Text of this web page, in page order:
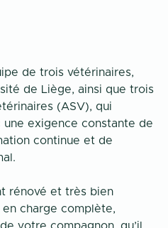
de trois vétérinaires,
de Liège, ainsi que trois
(ASV), qui
exigence constante de
continue et de
rénové et très bien
charge complète,